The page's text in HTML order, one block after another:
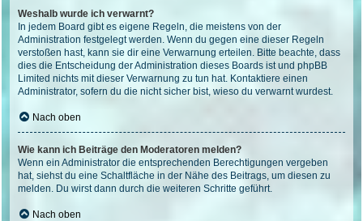
Weshalb wurde ich verwarnt?
In jedem Board gibt es eigene Regeln, die meistens von der
Administration festgelegt werden. Wenn du gegen eine dieser Regeln
verstoßen hast, kann sie dir eine Verwarnung erteilen. Bitte beachte, dass
dies die Entscheidung der Administration dieses Boards ist und phpBB
Limited nichts mit dieser Verwarnung zu tun hat. Kontaktiere einen
Administrator, sofern du die nicht sicher bist, wieso du verwarnt wurdest.
Nach oben
Wie kann ich Beiträge den Moderatoren melden?
Wenn ein Administrator die entsprechenden Berechtigungen vergeben
hat, siehst du eine Schaltfläche in der Nähe des Beitrags, um diesen zu
melden. Du wirst dann durch die weiteren Schritte geführt.
Nach oben